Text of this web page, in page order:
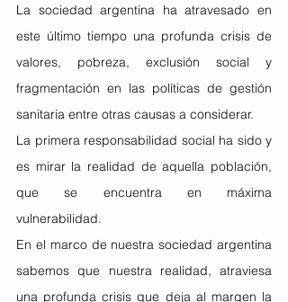
La sociedad argentina ha atravesado en
este último tiempo una profunda crisis de
valores, pobreza, exclusión social y
fragmentación en las políticas de gestión
sanitaria entre otras causas a considerar.
La primera responsabilidad social ha sido y
es mirar la realidad de aquella población,
que se encuentra en máxima
vulnerabilidad.
En el marco de nuestra sociedad argentina
sabemos que nuestra realidad, atraviesa
una profunda crisis que deja al margen la